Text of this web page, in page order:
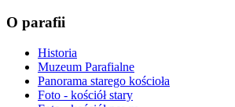
O parafii
Historia
Muzeum Parafialne
Panorama starego kościoła
Foto - kościół stary